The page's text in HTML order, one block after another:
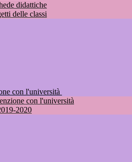
didattiche
delle classi
con l'università
con l'università
2020